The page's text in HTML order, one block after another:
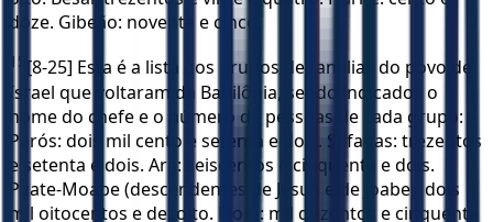
doze. Gibeão: noventa e cinco.
15 [8-25] Esta é a lista dos grupos de famílias do povo de
Israel que voltaram da Babilônia, sendo indicados o
nome do chefe e o número de pessoas de cada grupo:
Parós: dois mil cento e setenta e dois. Sefatias: trezentos
e setenta e dois. Ará: seiscentos e cinquenta e dois.
Paate-Moabe (descendentes de Jesua e de Joabe): dois
mil oitocentos e dezoito. Elom: mil duzentos e cinquenta